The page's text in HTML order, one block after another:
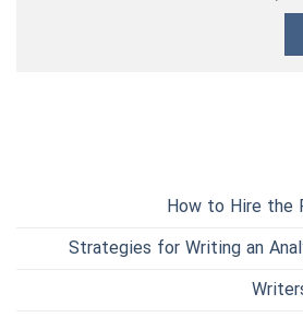
How to Hire the
Strategies for Writing an